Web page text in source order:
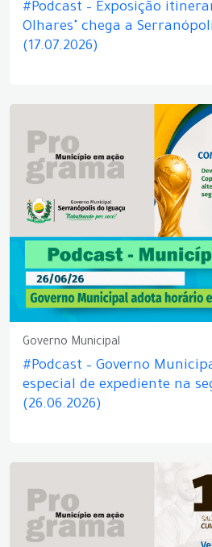
#Podcast – Exposição
Olhares" chega a
(17.07.2026)
Governo Municipal
#Podcast – Governo
especial de expediente na
(26.06.2026)